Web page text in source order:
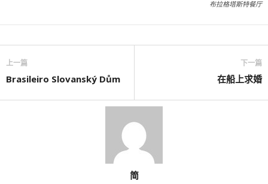
布拉格塔斯特餐厅
上一篇
Brasileiro Slovanský Dům
下一篇
在船上求婚
简